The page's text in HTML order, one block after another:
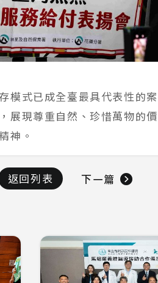
模式已成全臺最具代表性的
展現尊重自然、珍惜萬物的
神。
返回列表 下一篇